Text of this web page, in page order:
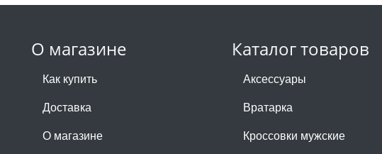
О магазине
Как купить
Доставка
О магазине
Каталог товаров
Аксессуары
Вратарка
Кроссовки мужские